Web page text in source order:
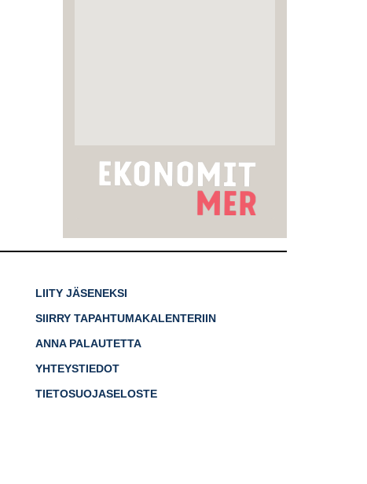
LIITY JÄSENEKSI
SIIRRY TAPAHTUMAKALENTERIIN
ANNA PALAUTETTA
YHTEYSTIEDOT
TIETOSUOJASELOSTE